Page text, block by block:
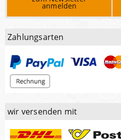
anmelden
Zahlungsarten
wir versenden mit